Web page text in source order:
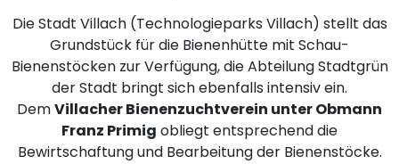
Die Stadt Villach (Technologieparks Villach) stellt das
Grundstück für die Bienenhütte mit Schau-
Bienenstöcken zur Verfügung, die Abteilung Stadtgrün
der Stadt bringt sich ebenfalls intensiv ein.
DemVillacher Bienenzuchtverein unter Obmann
Franz Primig obliegt entsprechend die
Bewirtschaftung und Bearbeitung der Bienenstöcke.